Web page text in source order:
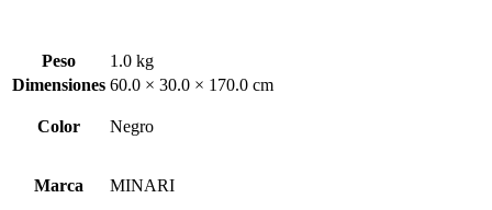
Peso
1.0 kg
Dimensiones 60.0 × 30.0 × 170.0 cm
Color Negro
Marca MINARI